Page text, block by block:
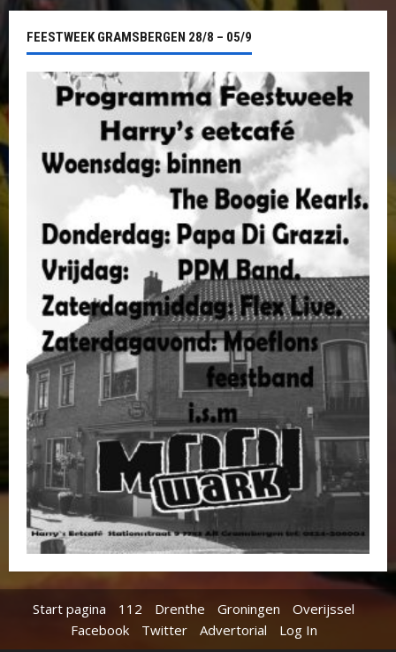
FEESTWEEK GRAMSBERGEN 28/8 – 05/9
Start pagina 112 Drenthe Groningen
Overijssel
Facebook
Twitter Advertorial Log In